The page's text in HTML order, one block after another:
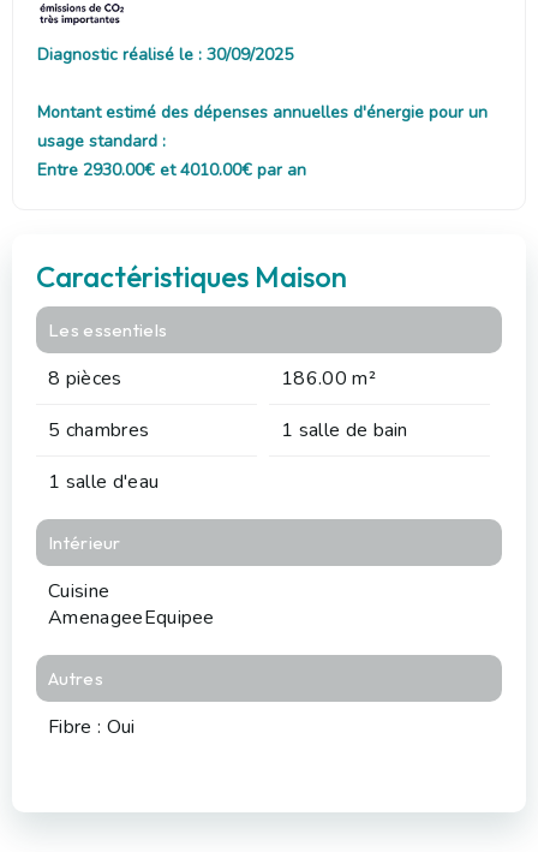
Diagnostic réalisé le : 30/09/2025
Montant estimé des dépenses annuelles d'énergie pour un
usage standard :
Entre 2930.00€ et 4010.00€ par an
Caractéristiques Maison
Les essentiels
8 pièces
186.00 m²
5 chambres
1 salle de bain
1 salle d'eau
Intérieur
Cuisine
AmenageeEquipee
Autres
Fibre : Oui